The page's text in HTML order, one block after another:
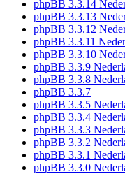
phpBB 3.3.14
phpBB 3.3.13
phpBB 3.3.12
phpBB 3.3.11
phpBB 3.3.10
phpBB 3.3.9
phpBB 3.3.8
phpBB 3.3.7
phpBB 3.3.5
phpBB 3.3.4
phpBB 3.3.3
phpBB 3.3.2
phpBB 3.3.1
phpBB 3.3.0